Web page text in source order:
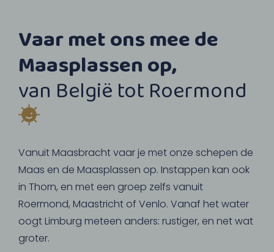
Vaar met ons mee de
Maasplassen op,
van België tot Roermond
Vanuit Maasbracht vaar je met onze schepen de
Maas en de Maasplassen op. Instappen kan ook
in Thorn, en met een groep zelfs vanuit
Roermond, Maastricht of Venlo. Vanaf het water
oogt Limburg meteen anders: rustiger, en net wat
groter.